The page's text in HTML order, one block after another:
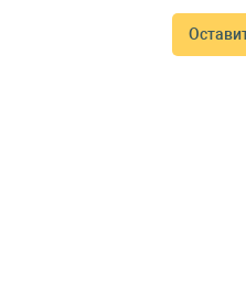
окружили заботой. Таким
пансионат для пожилых
соседнем районе, поэтому